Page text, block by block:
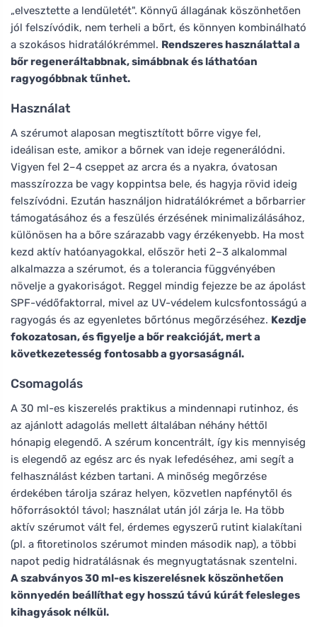
„elvesztette a lendületét". Könnyű állagának köszönhetően
jól felszívódik, nem terheli a bőrt, és könnyen kombinálható
a szokásos hidratálókrémmel. Rendszeres használattal a
bőr regeneráltabbnak, simábbnak és láthatóan
ragyogóbbnak tűnhet.
Használat
A szérumot alaposan megtisztított bőrre vigye fel,
ideálisan este, amikor a bőrnek van ideje regenerálódni.
Vigyen fel 2–4 cseppet az arcra és a nyakra, óvatosan
masszírozza be vagy koppintsa bele, és hagyja rövid ideig
felszívódni. Ezután használjon hidratálókrémet a bőrbarrier
támogatásához és a feszülés érzésének minimalizálásához,
különösen ha a bőre szárazabb vagy érzékenyebb. Ha most
kezd aktív hatóanyagokkal, először heti 2–3 alkalommal
alkalmazza a szérumot, és a tolerancia függvényében
növelje a gyakoriságot. Reggel mindig fejezze be az ápolást
SPF-védőfaktorral, mivel az UV-védelem kulcsfontosságú a
ragyogás és az egyenletes bőrtónus megőrzéséhez. Kezdje
fokozatosan, és figyelje a bőr reakcióját, mert a
következetesség fontosabb a gyorsaságnál.
Csomagolás
A 30 ml-es kiszerelés praktikus a mindennapi rutinhoz, és
az ajánlott adagolás mellett általában néhány héttől
hónapig elegendő. A szérum koncentrált, így kis mennyiség
is elegendő az egész arc és nyak lefedéséhez, ami segít a
felhasználást kézben tartani. A minőség megőrzése
érdekében tárolja száraz helyen, közvetlen napfénytől és
hőforrásoktól távol; használat után jól zárja le. Ha több
aktív szérumot vált fel, érdemes egyszerű rutint kialakítani
(pl. a fitoretinolos szérumot minden második nap), a többi
napot pedig hidratálásnak és megnyugtatásnak szentelni.
A szabványos 30 ml-es kiszerelésnek köszönhetően
könnyedén beállíthat egy hosszú távú kúrát felesleges
kihagyások nélkül.